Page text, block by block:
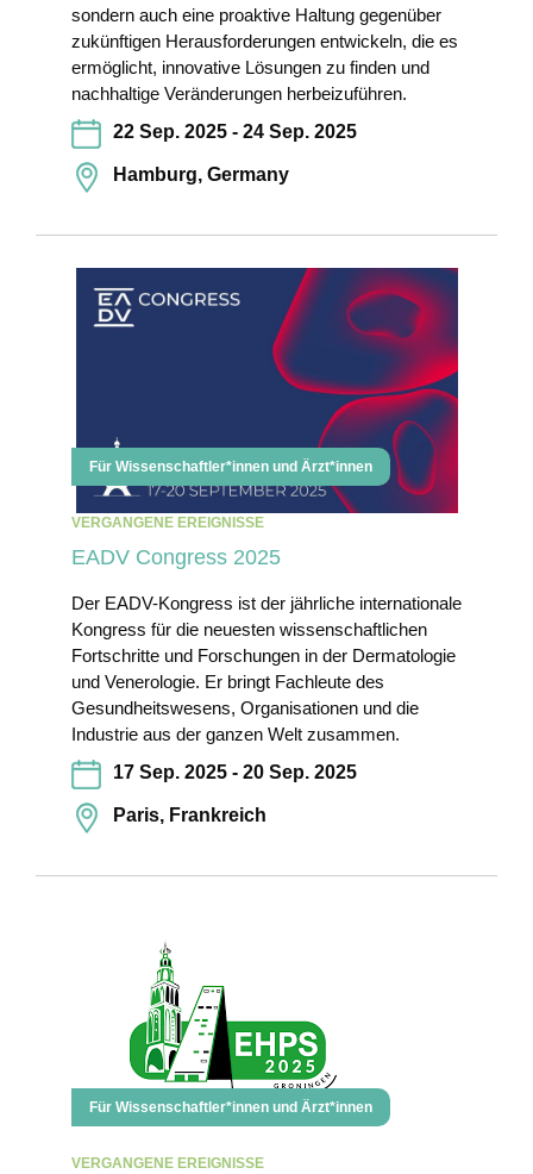
sondern auch eine proaktive Haltung gegenüber
zukünftigen Herausforderungen entwickeln, die es
ermöglicht, innovative Lösungen zu finden und
nachhaltige Veränderungen herbeizuführen.
22 Sep. 2025 - 24 Sep. 2025
Hamburg, Germany
Für Wissenschaftler*innen und Ärzt*innen
VERGANGENE EREIGNISSE
EADV Congress 2025
Der EADV-Kongress ist der jährliche internationale
Kongress für die neuesten wissenschaftlichen
Fortschritte und Forschungen in der Dermatologie
und Venerologie. Er bringt Fachleute des
Gesundheitswesens, Organisationen und die
Industrie aus der ganzen Welt zusammen.
17 Sep. 2025 - 20 Sep. 2025
Paris, Frankreich
Für Wissenschaftler*innen und Ärzt*innen
VERGANGENE EREIGNISSE